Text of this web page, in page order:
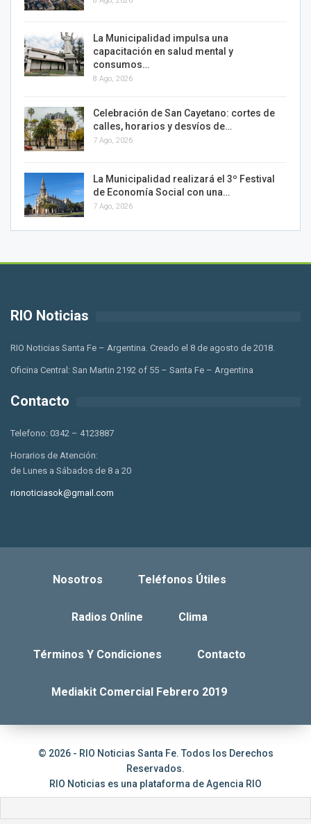
La Municipalidad impulsa una
capacitación en salud mental y
consumos…
8 Ago, 2026
Celebración de San Cayetano: cortes de
calles, horarios y desvíos de…
7 Ago, 2026
La Municipalidad realizará el 3º Festival
de Economía Social con una…
7 Ago, 2026
RIO Noticias
RIO Noticias Santa Fe – Argentina. Creado el 8 de agosto de 2018.
Oficina Central: San Martin 2192 of 55 – Santa Fe – Argentina
Contacto
Telefono: 0342 – 4123887
Horarios de Atención:
de Lunes a Sábados de 8 a 20
rionoticiasok@gmail.com
Nosotros Teléfonos Útiles
Radios Online Clima
Términos Y Condiciones Contacto
Mediakit Comercial Febrero 2019
© 2026 - RIO Noticias Santa Fe. Todos los Derechos
Reservados.
RIO Noticias es una plataforma deAgencia RIO